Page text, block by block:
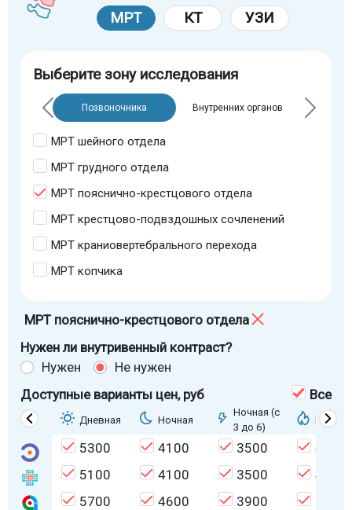
МРТ
КТ УЗИ
Выберите зону исследования
Позвоночника Внутренних органов
МРТ шейного отдела
МРТ грудного отдела
МРТ пояснично-крестцового отдела
МРТ крестцово-подвздошных сочленений
МРТ краниовертебрального перехода
МРТ копчика
МРТ пояснично-крестцового отдела
Нужен ли внутривенный контраст?
Нужен
Не нужен
Доступные варианты цен, руб Все
Дневная Ночная
Ночная (с
3 до 6)
5300 4100 3500
4500
5100
4100 3500
4500
5700
4600 3900